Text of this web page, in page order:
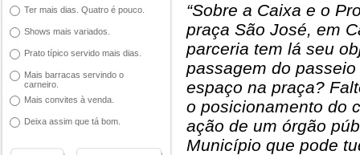
Ter mais dias. Quatro é pouco.
Shows mais variados.
Prato típico servido mais dias.
Mais barracas servindo o
carneiro.
Mais convites à venda.
Deixa assim que tá bom.
“Sobre a Caixa e o
praça São José, em
parceria tem lá seu
passagem do
espaço na praça?
o posicionamento do
ação de um órgão
Município que pode